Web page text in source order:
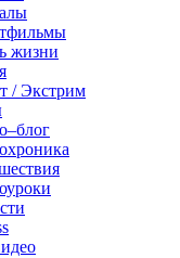
жизни
/ Экстрим